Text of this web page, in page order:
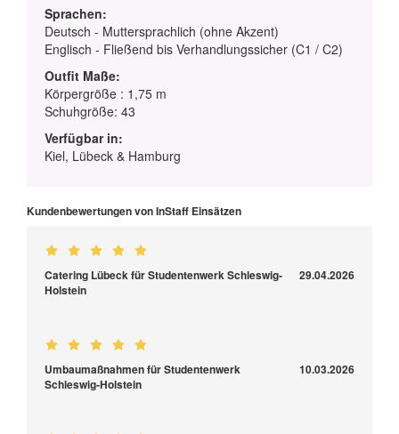
Sprachen:
Deutsch - Muttersprachlich (ohne Akzent)
Englisch - Fließend bis Verhandlungssicher (C1 / C2)
Outfit Maße:
Körpergröße : 1,75 m
Schuhgröße: 43
Verfügbar in:
Kiel, Lübeck & Hamburg
Kundenbewertungen von InStaff Einsätzen
Catering Lübeck für Studentenwerk Schleswig-
Holstein
29.04.2026
Umbaumaßnahmen für Studentenwerk
Schleswig-Holstein
10.03.2026